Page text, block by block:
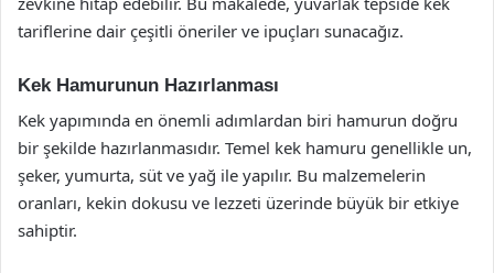
tariflerine dair çeşitli öneriler ve ipuçları sunacağız.
Kek Hamurunun Hazırlanması
Kek yapımında en önemli adımlardan biri hamurun doğru
bir şekilde hazırlanmasıdır. Temel kek hamuru genellikle un,
şeker, yumurta, süt ve yağ ile yapılır. Bu malzemelerin
oranları, kekin dokusu ve lezzeti üzerinde büyük bir etkiye
sahiptir.